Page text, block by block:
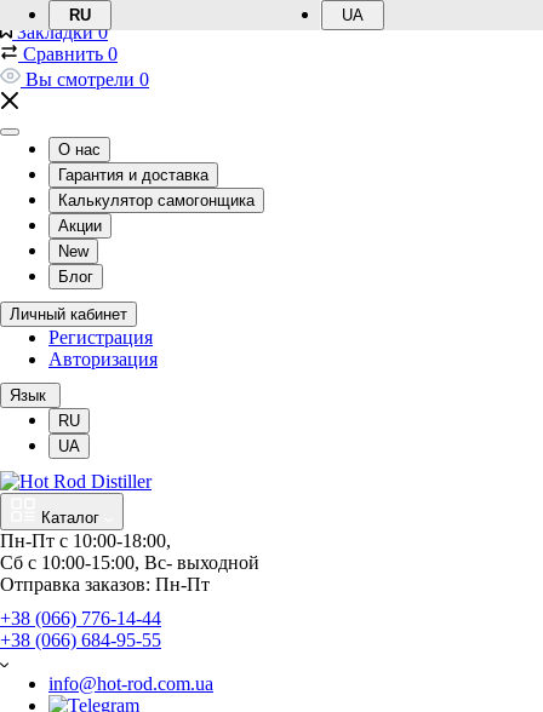
Закладки 0
Сравнить 0
Вы смотрели 0
О нас
Гарантия и доставка
Калькулятор самогонщика
Акции
New
Блог
Личный кабинет
Регистрация
Авторизация
Язык
RU
UA
Каталог
Пн-Пт с 10:00-18:00,
Отправка заказов: Пн-Пт
+38 (066) 776-14-44
‭+38 (066) 684-95-55‬
info@hot-rod.com.ua
RU UA